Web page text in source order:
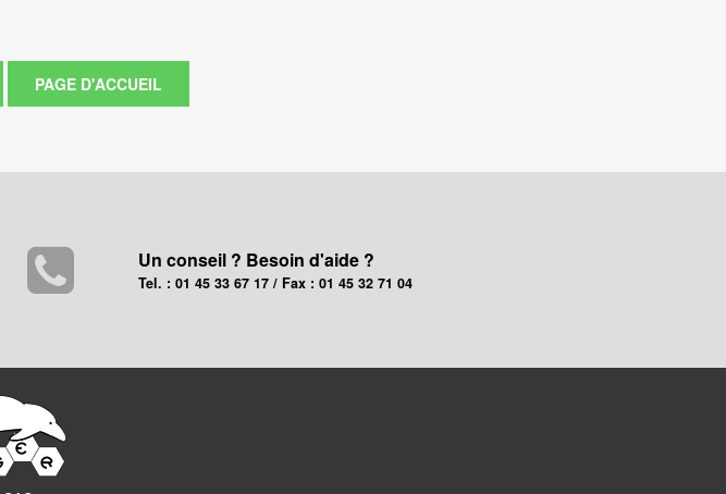
Un conseil ? Besoin d'aide ?
Tel. : 01 45 33 67 17 / Fax : 01 45 32 71 04